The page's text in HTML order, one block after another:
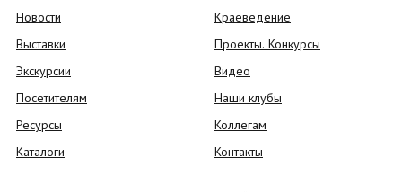
Новости
Выставки
Экскурсии
Посетителям
Ресурсы
Каталоги
Краеведение
Проекты. Конкурсы
Видео
Наши клубы
Коллегам
Контакты